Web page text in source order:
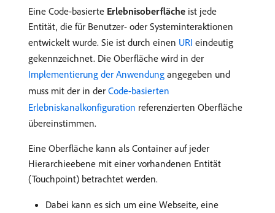
Eine Code-basierte Erlebnisoberfläche ist jede
Entität, die für Benutzer- oder Systeminteraktionen
entwickelt wurde. Sie ist durch einen URI eindeutig
gekennzeichnet. Die Oberfläche wird in der
Implementierung der Anwendung angegeben und
muss mit der in der Code-basierten
Erlebniskanalkonfiguration referenzierten Oberfläche
übereinstimmen.
Eine Oberfläche kann als Container auf jeder
Hierarchieebene mit einer vorhandenen Entität
(Touchpoint) betrachtet werden.
Dabei kann es sich um eine Webseite, eine